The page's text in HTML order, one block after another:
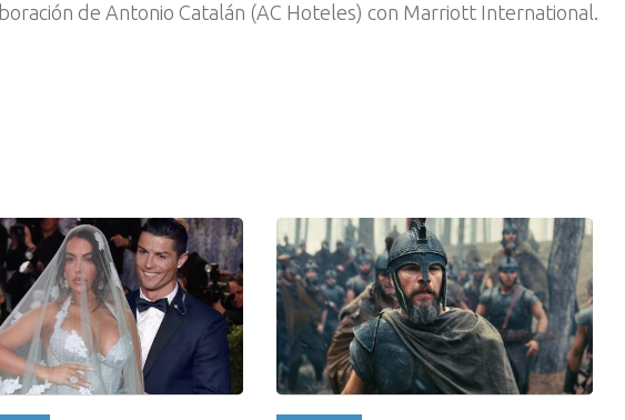
de Antonio Catalán (AC Hoteles) con Marriott International.